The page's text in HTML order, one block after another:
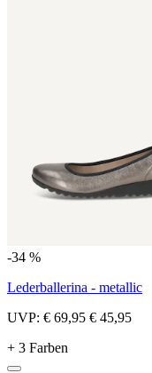
-34 %
Lederballerina - metallic
UVP: € 69,95 € 45,95
+ 3 Farben